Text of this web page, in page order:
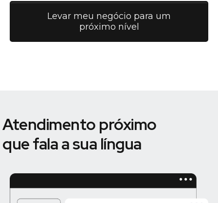
Levar meu negócio para um
próximo nível
Atendimento próximo
que fala a sua língua